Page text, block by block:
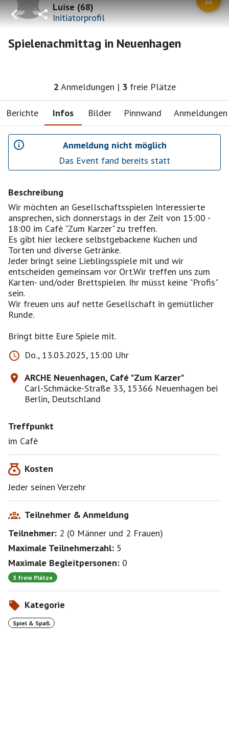
Luise(68)
Initiatorprofil
Spielenachmittag in Neuenhagen
2 Anmeldungen | 3 freie Plätze
Berichte Infos Bilder Pinnwand Anmeldungen
Anmeldung nicht möglich
Das Event fand bereits statt
Beschreibung
Wir möchten an Gesellschaftsspielen Interessierte
ansprechen, sich donnerstags in der Zeit von 15:00 -
18:00 im Cafè "Zum Karzer" zu treffen.
Es gibt hier leckere selbstgebackene Kuchen und
Torten und diverse Getränke.
Jeder bringt seine Lieblingsspiele mit und wir
entscheiden gemeinsam vor Ort.Wir treffen uns zum
Karten- und/oder Brettspielen. Ihr müsst keine "Profis"
sein.
Wir freuen uns auf nette Gesellschaft in gemütlicher
Runde.
Bringt bitte Eure Spiele mit.
Do., 13.03.2025, 15:00 Uhr
ARCHE Neuenhagen, Café "Zum Karzer"
Carl-Schmäcke-Straße 33, 15366 Neuenhagen bei
Berlin, Deutschland
Treffpunkt
im Cafè
Kosten
Jeder seinen Verzehr
Teilnehmer & Anmeldung
Teilnehmer: 2 (0 Männer und 2 Frauen)
Maximale Teilnehmerzahl: 5
Maximale Begleitpersonen: 0
3 freie Plätze
Kategorie
Spiel & Spaß